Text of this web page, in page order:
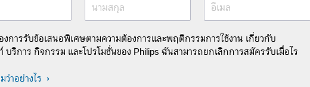
นามสกุล อีเมล
งการรับข้อเสนอพิเศษตามความต้องการและพฤติกรรมการใช้งาน เกี่ยวกับ
ริการ กิจกรรม และโปรโมชั่นของ Philips ฉันสามารถยกเลิกการสมัครรับเมื่อไร
าอย่างไร